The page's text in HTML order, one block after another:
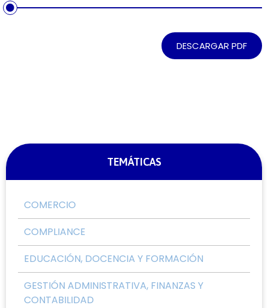
DESCARGAR PDF
TEMÁTICAS
COMERCIO
COMPLIANCE
EDUCACIÓN, DOCENCIA Y FORMACIÓN
GESTIÓN ADMINISTRATIVA, FINANZAS Y
CONTABILIDAD